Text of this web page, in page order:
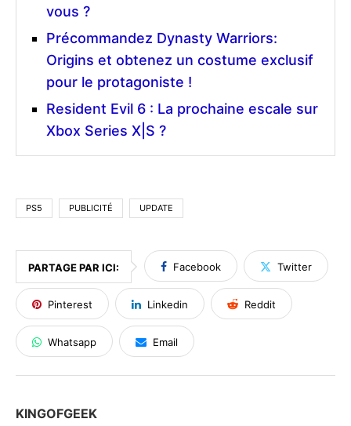
vous ?
Précommandez Dynasty Warriors:
Origins et obtenez un costume exclusif
pour le protagoniste !
Resident Evil 6 : La prochaine escale sur
Xbox Series X|S ?
PS5 PUBLICITÉ UPDATE
PARTAGE PAR ICI: Facebook Twitter
Pinterest Linkedin Reddit
Whatsapp Email
KINGOFGEEK